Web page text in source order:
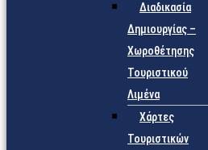
Διαδικασία
Δημιουργίας –
Χωροθέτησης
Τουριστικού
Λιμένα
Χάρτες
Τουριστικών